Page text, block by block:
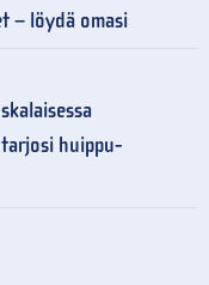
– löydä omasi
huippu-